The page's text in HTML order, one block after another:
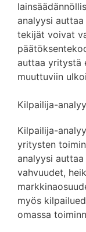
analyysi
tekijät voivat
auttaa yritystä
muuttuviin
Kilpailija-
Kilpailija-
yritysten
analyysi
vahvuudet,
myös
omassa